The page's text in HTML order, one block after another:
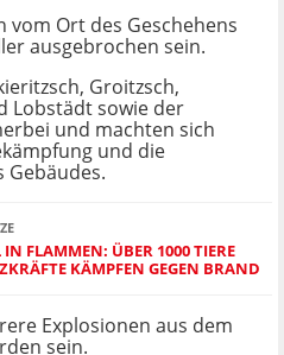
Ort des Geschehens
ausgebrochen sein.
Groitzsch,
Lobstädt sowie der
und machten sich
und die
Gebäudes.
IN FLAMMEN: ÜBER 1000 TIERE
KÄMPFEN GEGEN BRAND
Explosionen aus dem
sein.